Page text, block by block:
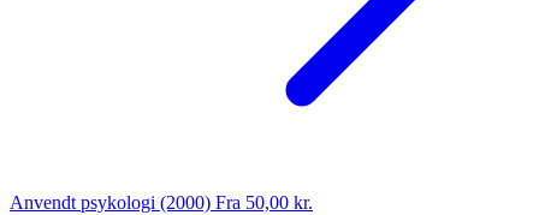
Anvendt psykologi (2000) Fra 50,00 kr.